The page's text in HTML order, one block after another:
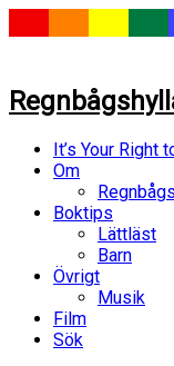
It’s Your Right
Om
Boktips
Lättläst
Barn
Övrigt
Musik
Film
Sök